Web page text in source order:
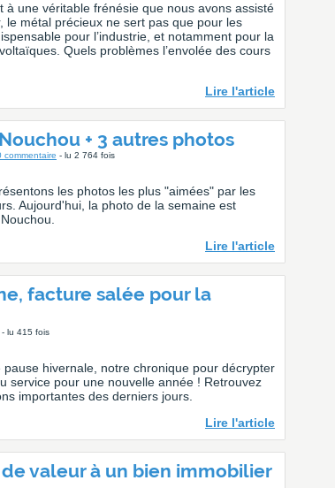
à une véritable frénésie que nous avons assisté
le métal précieux ne sert pas que pour les
pour l’industrie, et notamment pour la
Quels problèmes l’envolée des cours
Lire l'article
+ 3 autres photos
commentaire - lu 2 764 fois
les photos les plus "aimées" par les
Aujourd'hui, la photo de la semaine est
Lire l'article
facture salée pour la
- lu 415 fois
pause hivernale, notre chronique pour décrypter
service pour une nouvelle année ! Retrouvez
importantes des derniers jours.
Lire l'article
valeur à un bien immobilier